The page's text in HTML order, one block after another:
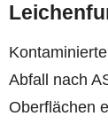
Abfall nach
Oberflächen